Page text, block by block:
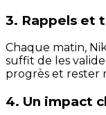
3. Rappels et
Chaque matin,
suffit de les
progrès et rester
4. Un impact